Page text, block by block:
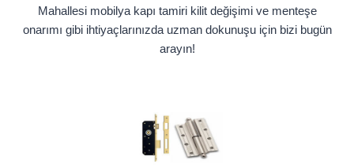
Mahallesi mobilya kapı tamiri kilit değişimi ve menteşe
onarımı gibi ihtiyaçlarınızda uzman dokunuşu için bizi bugün
arayın!